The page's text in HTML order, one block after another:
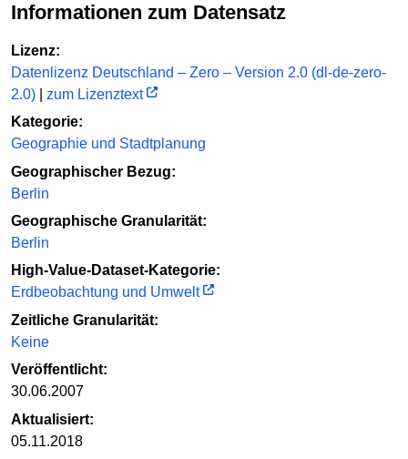
Informationen zum Datensatz
Lizenz:
Datenlizenz Deutschland – Zero – Version 2.0 (dl-de-zero-
2.0)
zum Lizenztext
Kategorie:
Geographie und Stadtplanung
Geographischer Bezug:
Berlin
Geographische Granularität:
Berlin
High-Value-Dataset-Kategorie:
Erdbeobachtung und Umwelt
Zeitliche Granularität:
Keine
Veröffentlicht:
30.06.2007
Aktualisiert:
05.11.2018